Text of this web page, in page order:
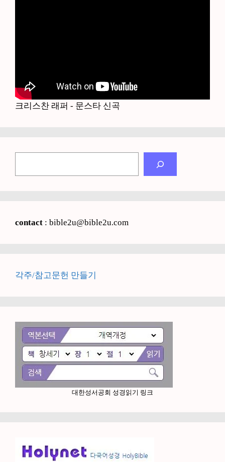
크리스찬 래퍼 - 문스타 신곡
contact : bible2u@bible2u.com
각주/참고문헌 만들기
대한성서공회 성경읽기 링크